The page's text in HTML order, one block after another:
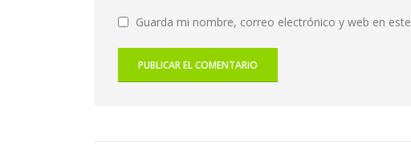
Guarda mi nombre, correo electrónico y web en